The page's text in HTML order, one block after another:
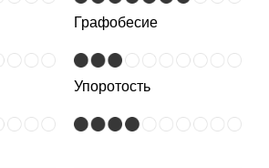
Графобесие
Упоротость